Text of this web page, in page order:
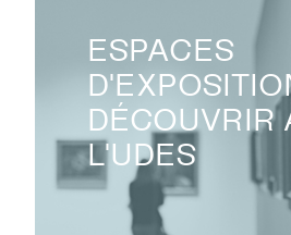
ESPACES
DÉCOUVRIR
L'UDES